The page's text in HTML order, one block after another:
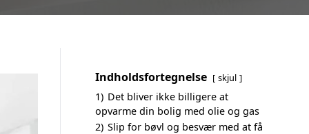
Indholdsfortegnelse skjul
1) Det bliver ikke billigere at
opvarme din bolig med olie og gas
2) Slip for bøvl og besvær med at få